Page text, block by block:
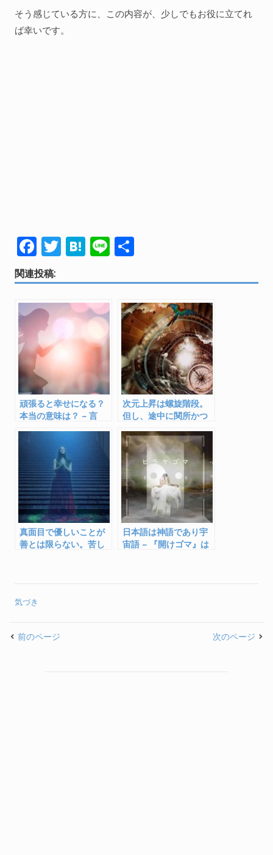
そう感じている方に、この内容が、少しでもお役に立てれ
ば幸いです。
F
ac
e
b
o
o
k
T
itt
er
H
e
n
a
Li
e
関連投稿:
頑張ると幸せになる？
本当の意味は？ – 言
次元上昇は螺旋階段。
但し、途中に関所かつ
真面目で優しいことが
善とは限らない。苦し
日本語は神語であり宇
宙語 – 『開けゴマ』は
気づき
前のページ 次のページ